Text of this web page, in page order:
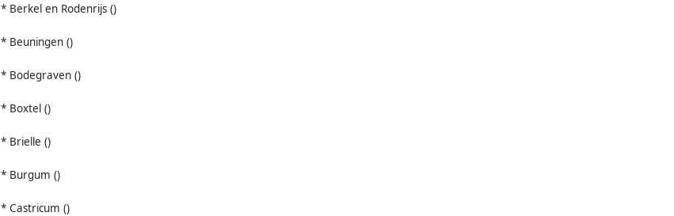
* Berkel en Rodenrijs ()
* Beuningen ()
* Bodegraven ()
* Boxtel ()
* Brielle ()
* Burgum ()
* Castricum ()